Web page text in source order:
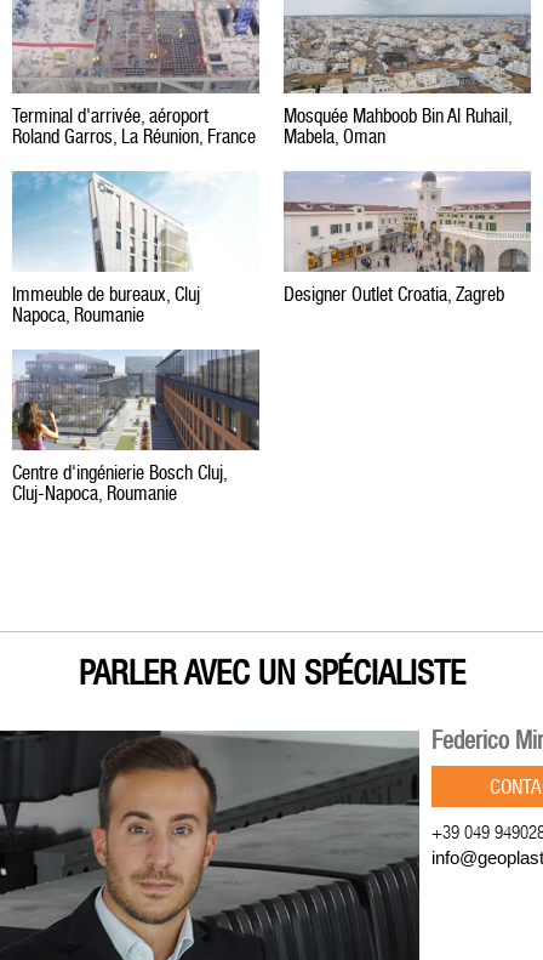
Terminal d'arrivée, aéroport
Roland Garros, La Réunion, France
Mosquée Mahboob Bin Al Ruhail,
Mabela, Oman
Immeuble de bureaux, Cluj
Napoca, Roumanie
Designer Outlet Croatia, Zagreb
Centre d'ingénierie Bosch Cluj,
Cluj-Napoca, Roumanie
PARLER AVEC UN SPÉCIALISTE
Federico
+39 049